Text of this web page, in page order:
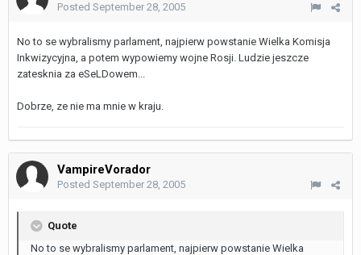
Posted September 28, 2005
No to se wybralismy parlament, najpierw powstanie Wielka Komisja
Inkwizycyjna, a potem wypowiemy wojne Rosji. Ludzie jeszcze
zatesknia za eSeLDowem...
Dobrze, ze nie ma mnie w kraju.
VampireVorador
Posted September 28, 2005
Quote
No to se wybralismy parlament, najpierw powstanie Wielka